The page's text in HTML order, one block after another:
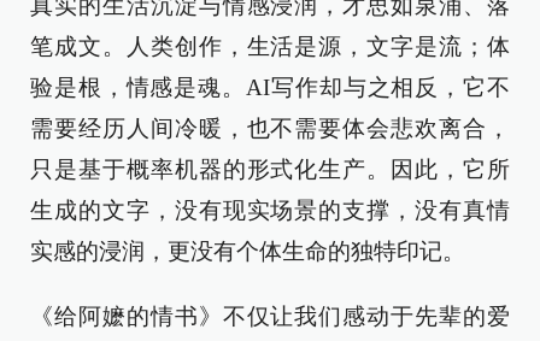
真实的生活沉淀与情感浸润，才思如泉涌、落
笔成文。人类创作，生活是源，文字是流；体
验是根，情感是魂。AI写作却与之相反，它不
需要经历人间冷暖，也不需要体会悲欢离合，
只是基于概率机器的形式化生产。因此，它所
生成的文字，没有现实场景的支撑，没有真情
实感的浸润，更没有个体生命的独特印记。
《给阿嬷的情书》不仅让我们感动于先辈的爱